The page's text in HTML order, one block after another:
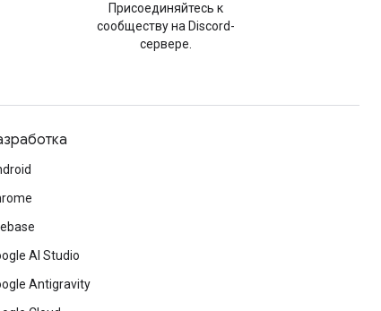
Присоединяйтесь к
сообществу на Discord-
сервере.
AI Studio
Antigravity